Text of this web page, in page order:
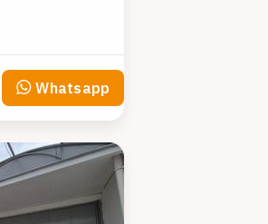
Whatsapp